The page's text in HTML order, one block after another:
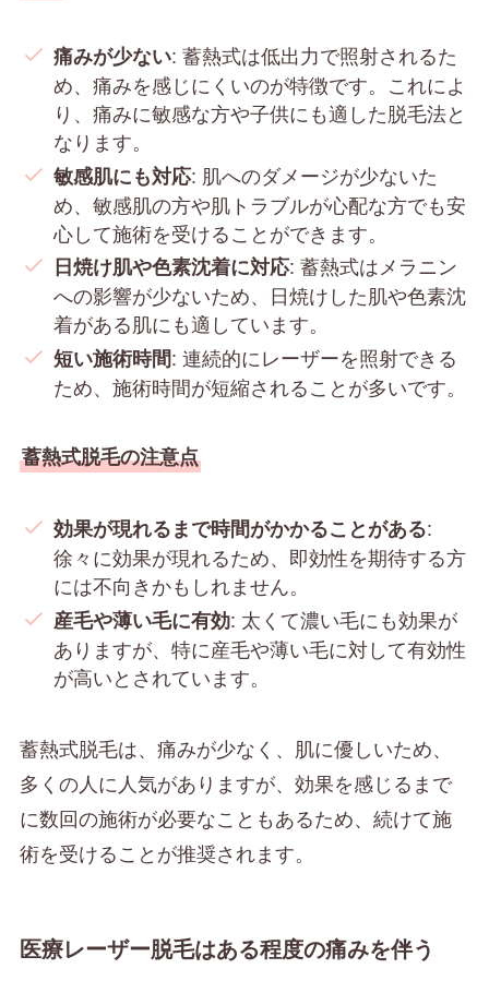
痛みが少ない: 蓄熱式は低出力で照射されるた
め、痛みを感じにくいのが特徴です。これによ
り、痛みに敏感な方や子供にも適した脱毛法と
なります。
敏感肌にも対応: 肌へのダメージが少ないた
め、敏感肌の方や肌トラブルが心配な方でも安
心して施術を受けることができます。
日焼け肌や色素沈着に対応: 蓄熱式はメラニン
への影響が少ないため、日焼けした肌や色素沈
着がある肌にも適しています。
短い施術時間: 連続的にレーザーを照射できる
ため、施術時間が短縮されることが多いです。
蓄熱式脱毛の注意点
効果が現れるまで時間がかかることがある:
徐々に効果が現れるため、即効性を期待する方
には不向きかもしれません。
産毛や薄い毛に有効: 太くて濃い毛にも効果が
ありますが、特に産毛や薄い毛に対して有効性
が高いとされています。
蓄熱式脱毛は、痛みが少なく、肌に優しいため、
多くの人に人気がありますが、効果を感じるまで
に数回の施術が必要なこともあるため、続けて施
術を受けることが推奨されます。
医療レーザー脱毛はある程度の痛みを伴う